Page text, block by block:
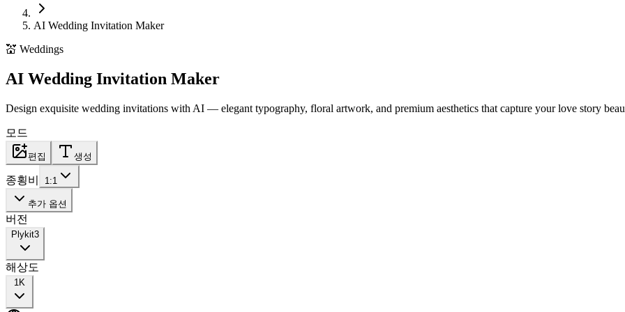
AI Wedding Invitation Maker
💒 Weddings
AI Wedding Invitation Maker
Design exquisite wedding invitations with AI — elegant typography, floral artwork, and premium aesthetics that capture your love story
모드
편집 생성
종횡비 1:1
추가 옵션
버전
Plykit3
해상도
1K